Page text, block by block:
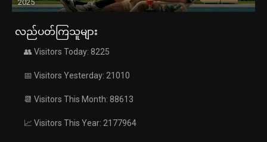
2025
လည်ပတ်ကြသူများ
👥 Visitors Today: 8225
📅 Visitors Yesterday: 21010
📆 Visitors This Month: 88613
📈 Visitors This Year: 2177964